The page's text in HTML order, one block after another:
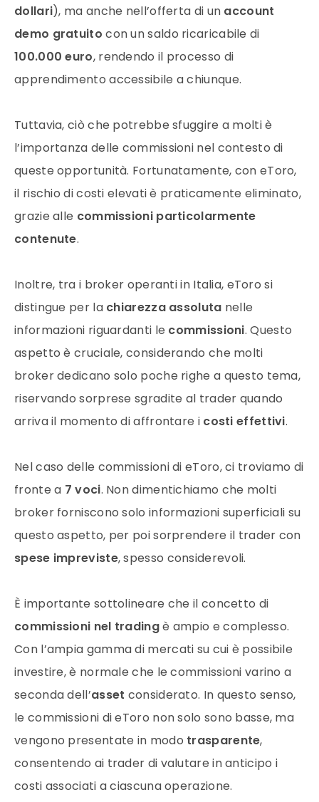
dollari), ma anche nell’offerta di un account
demo gratuito con un saldo ricaricabile di
100.000 euro, rendendo il processo di
apprendimento accessibile a chiunque.
Tuttavia, ciò che potrebbe sfuggire a molti è
l’importanza delle commissioni nel contesto di
queste opportunità. Fortunatamente, con eToro,
il rischio di costi elevati è praticamente eliminato,
grazie alle commissioni particolarmente
contenute.
Inoltre, tra i broker operanti in Italia, eToro si
distingue per la chiarezza assoluta nelle
informazioni riguardanti le commissioni. Questo
aspetto è cruciale, considerando che molti
broker dedicano solo poche righe a questo tema,
riservando sorprese sgradite al trader quando
arriva il momento di affrontare i costi effettivi.
Nel caso delle commissioni di eToro, ci troviamo di
fronte a 7 voci. Non dimentichiamo che molti
broker forniscono solo informazioni superficiali su
questo aspetto, per poi sorprendere il trader con
spese impreviste, spesso considerevoli.
È importante sottolineare che il concetto di
commissioni nel tradingè ampio e complesso.
Con l’ampia gamma di mercati su cui è possibile
investire, è normale che le commissioni varino a
seconda dell’asset considerato. In questo senso,
le commissioni di eToro non solo sono basse, ma
vengono presentate in modo trasparente,
consentendo ai trader di valutare in anticipo i
costi associati a ciascuna operazione.